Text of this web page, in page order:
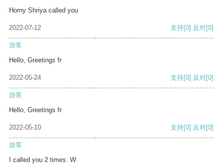
Horny Shriya called you
2022-07-12 支持[0] 反对[0]
游客
Hello, Greetings fr
2022-05-24 支持[0] 反对[0]
游客
Hello, Greetings fr
2022-05-10 支持[0] 反对[0]
游客
I called you 2 times. W